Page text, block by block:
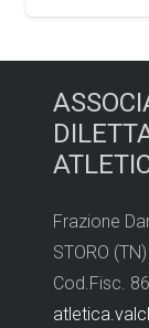
Frazione
STORO (TN)
Cod.Fisc.